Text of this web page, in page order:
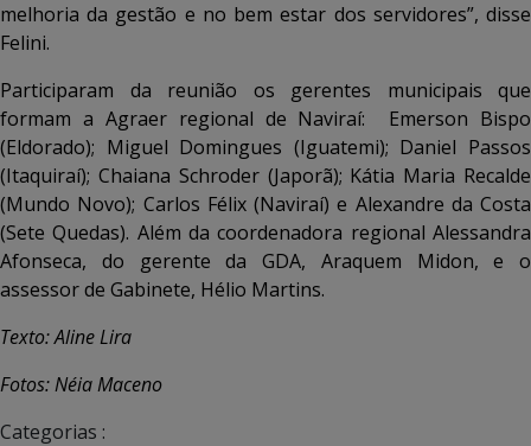
melhoria da gestão e no bem estar dos servidores”, disse
Felini.
Participaram da reunião os gerentes municipais que
formam a Agraer regional de Naviraí: Emerson Bispo
(Eldorado); Miguel Domingues (Iguatemi); Daniel Passos
(Itaquiraí); Chaiana Schroder (Japorã); Kátia Maria Recalde
(Mundo Novo); Carlos Félix (Naviraí) e Alexandre da Costa
(Sete Quedas). Além da coordenadora regional Alessandra
Afonseca, do gerente da GDA, Araquem Midon, e o
assessor de Gabinete, Hélio Martins.
Texto: Aline Lira
Fotos: Néia Maceno
Categorias :